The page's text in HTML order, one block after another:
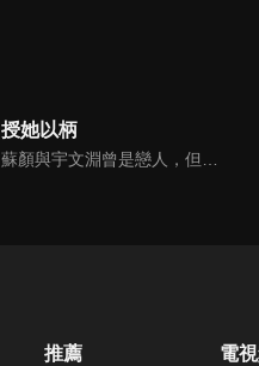
授她以柄
推薦 電